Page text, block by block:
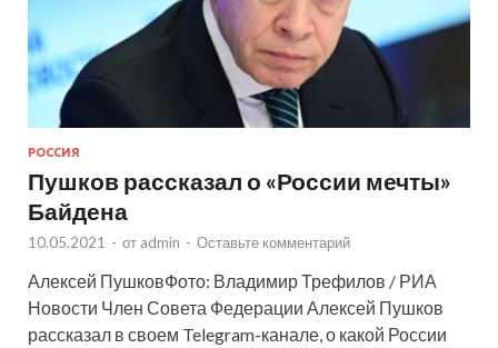
РОССИЯ
Пушков рассказал о «России мечты»
Байдена
10.05.2021 - от admin - Оставьте комментарий
Алексей ПушковФото: Владимир Трефилов / РИА
Новости Член Совета Федерации Алексей Пушков
рассказал в своем Telegram-канале, о какой России